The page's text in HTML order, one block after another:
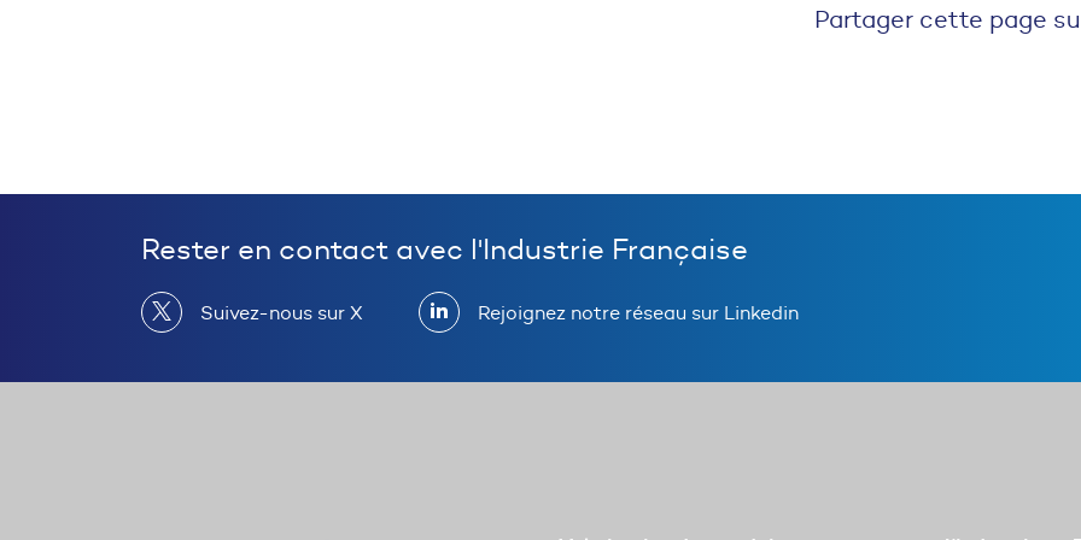
Partager cette page
Rester en contact avec l'Industrie Française
Suivez-nous sur X Rejoignez notre réseau sur Linkedin